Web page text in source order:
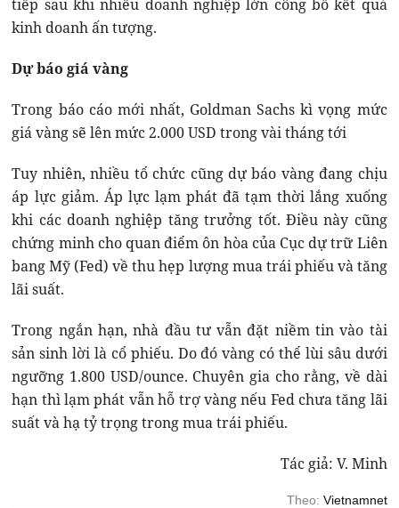
tiếp sau khi nhiều doanh nghiệp lớn công bố kết quả
kinh doanh ấn tượng.
Dự báo giá vàng
Trong báo cáo mới nhất, Goldman Sachs kì vọng mức
giá vàng sẽ lên mức 2.000 USD trong vài tháng tới
Tuy nhiên, nhiều tổ chức cũng dự báo vàng đang chịu
áp lực giảm. Áp lực lạm phát đã tạm thời lắng xuống
khi các doanh nghiệp tăng trưởng tốt. Điều này cũng
chứng minh cho quan điểm ôn hòa của Cục dự trữ Liên
bang Mỹ (Fed) về thu hẹp lượng mua trái phiếu và tăng
lãi suất.
Trong ngắn hạn, nhà đầu tư vẫn đặt niềm tin vào tài
sản sinh lời là cổ phiếu. Do đó vàng có thể lùi sâu dưới
ngưỡng 1.800 USD/ounce. Chuyên gia cho rằng, về dài
hạn thì lạm phát vẫn hỗ trợ vàng nếu Fed chưa tăng lãi
suất và hạ tỷ trọng trong mua trái phiếu.
Tác giả: V. Minh
Theo: Vietnamnet